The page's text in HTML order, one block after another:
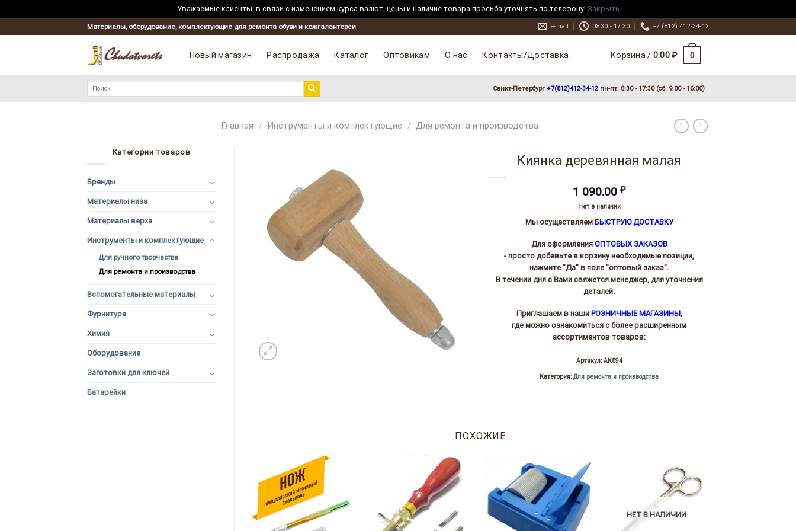
Уважаемые клиенты, в связи с изменением курса валют, цены и наличие товара просьба уточнять по телефону! Закрыть
to
Материалы, оборудование, комплектующие для ремонта обуви и кожгалантереи e-mail 08:30 - 17:30 +7 (812) 412-34-12
Новый магазин Распродажа Каталог Оптовикам О нас Контакты/Доставка Корзина / 0.00₽ 0
Искать:
Санкт-Петербург +7(812)412-34-12 пн-пт. 8:30 - 17:30 (сб. 9:00 - 16:00)
Главная / Инструменты и комплектующие / Для ремонта и производства
Категории товаров
Бренды
Материалы низа
Материалы верха
Инструменты и комплектующие
Для ручного творчества
Для ремонта и производства
Вспомогательные материалы
Фурнитура
Химия
Оборудование
Заготовки для ключей
Батарейки
Киянка деревянная малая
1 090.00 ₽
Нет в наличии
Мы осуществляем БЫСТРУЮ ДОСТАВКУ
Для оформления ОПТОВЫХ ЗАКАЗОВ
- просто добавьте в корзину необходимые позиции,
нажмите "Да" в поле "оптовый заказ".
В течении дня с Вами свяжется менеджер, для уточнения
деталей.
Приглашаем в наши РОЗНИЧНЫЕ МАГАЗИНЫ,
где можно ознакомиться с более расширенным
ассортиментов товаров:
Артикул: АК894
Категория:Для ремонта и производства
ПОХОЖИЕ
НЕТ В НАЛИЧИИ